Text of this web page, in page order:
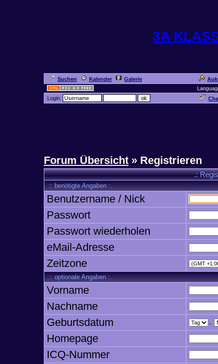
3A
Suchen Kalender Galerie
Login:
Forum Übersicht » Registrieren
.:
:: benötigte Angaben :.
Benutzername / Nick
Passwort
Passwort wiederholen
eMail-Adresse
Zeitzone
:: optionale Angaben :.
Vorname
Nachname
Geburtsdatum
.
Homepage
ICQ-Nummer